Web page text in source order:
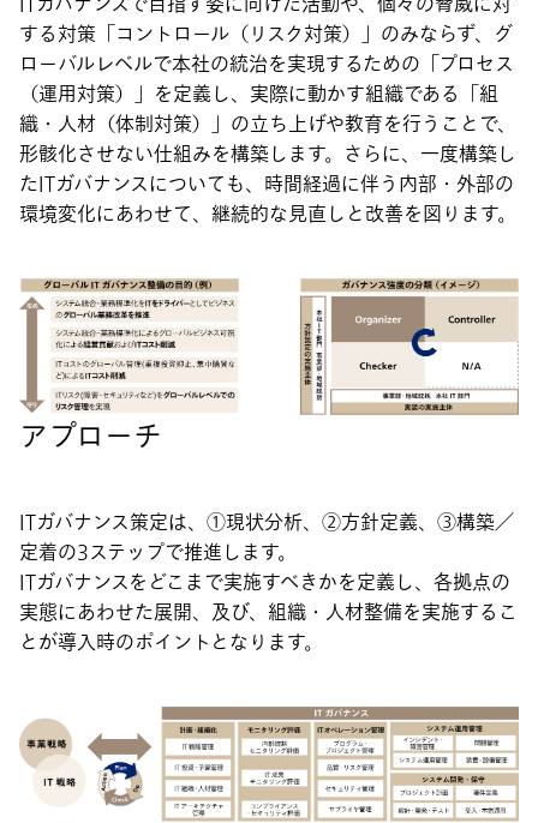
する対策「コントロール（リスク対策）」のみならず、グ
ローバルレベルで本社の統治を実現するための「プロセス
（運用対策）」を定義し、実際に動かす組織である「組
織・人材（体制対策）」の立ち上げや教育を行うことで、
形骸化させない仕組みを構築します。さらに、一度構築し
たITガバナンスについても、時間経過に伴う内部・外部の
環境変化にあわせて、継続的な見直しと改善を図ります。
アプローチ
ITガバナンス策定は、①現状分析、②方針定義、③構築／
定着の3ステップで推進します。
ITガバナンスをどこまで実施すべきかを定義し、各拠点の
実態にあわせた展開、及び、組織・人材整備を実施するこ
とが導入時のポイントとなります。